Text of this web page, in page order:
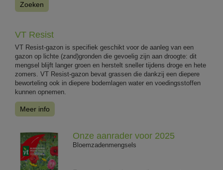
Zoeken
VT Resist
VT Resist-gazon is specifiek geschikt voor de aanleg van een
gazon op lichte (zand)gronden die gevoelig zijn aan droogte: dit
mengsel blijft langer groen en herstelt sneller tijdens droge en hete
zomers. VT Resist-gazon bevat grassen die dankzij een diepere
beworteling ook in diepere bodemlagen water en voedingsstoffen
kunnen opnemen.
Meer info
Onze aanrader voor 2025
Bloemzadenmengsels